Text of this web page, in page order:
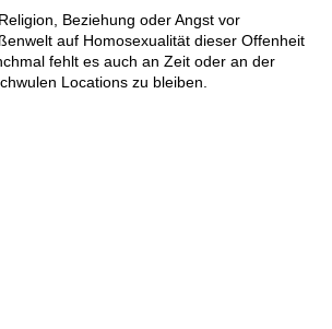
Beziehung oder Angst vor
auf Homosexualität dieser Offenheit
fehlt es auch an Zeit oder an der
Locations zu bleiben.